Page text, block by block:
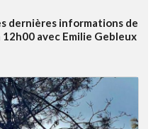
dernières informations de
avec Emilie Gebleux